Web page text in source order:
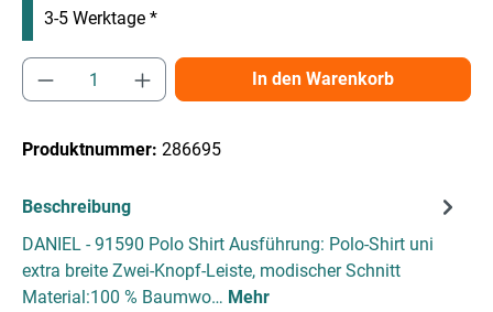
3-5 Werktage *
Produkt Anzahl: Gib den gewünschten
In den Warenkorb
Produktnummer: 286695
Beschreibung
DANIEL - 91590 Polo Shirt Ausführung: Polo-Shirt uni
extra breite Zwei-Knopf-Leiste, modischer Schnitt
Material:100 % Baumwo… Mehr